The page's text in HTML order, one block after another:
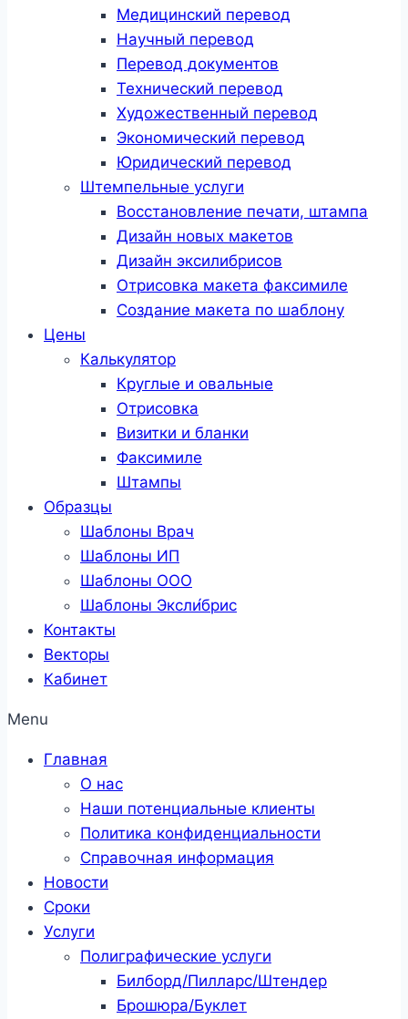
Медицинский перевод
Научный перевод
Перевод документов
Технический перевод
Художественный перевод
Экономический перевод
Юридический перевод
Штемпельные услуги
Восстановление печати, штампа
Дизайн новых макетов
Дизайн эксилибрисов
Отрисовка макета факсимиле
Создание макета по шаблону
Цены
Калькулятор
Круглые и овальные
Отрисовка
Визитки и бланки
Факсимиле
Штампы
Образцы
Шаблоны Врач
Шаблоны ИП
Шаблоны ООО
Шаблоны Эксли́брис
Контакты
Векторы
Кабинет
Menu
Главная
О нас
Наши потенциальные клиенты
Политика конфиденциальности
Справочная информация
Новости
Сроки
Услуги
Полиграфические услуги
Билборд/Пилларс/Штендер
Брошюра/Буклет